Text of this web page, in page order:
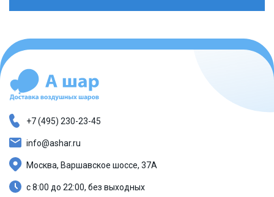
+7 (495) 230-23-45
info@ashar.ru
Москва, Варшавское шоссе, 37А
с 8:00 до 22:00, без выходных